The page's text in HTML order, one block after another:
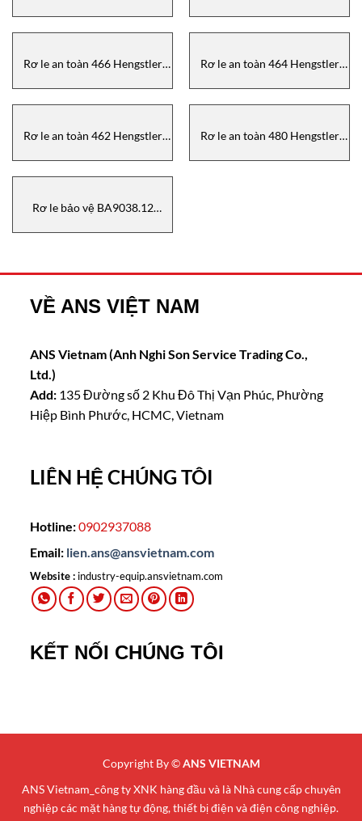
Rơ le an toàn 466 Hengstler
Rơ le an toàn 464 Hengstler
Rơ le an toàn 462 Hengstler
Rơ le an toàn 480 Hengstler
Rơ le bảo vệ BA9038.12
VIETNAM
VỀ ANS VIỆT NAM
ANS Vietnam (Anh Nghi Son Service Trading Co.,
Ltd.)
Add: 135 Đường số 2 Khu Đô Thị Vạn Phúc, Phường
Hiệp Bình Phước, HCMC, Vietnam
LIÊN HỆ CHÚNG TÔI
Hotline:0902937088
Email: lien.ans@ansvietnam.com
Website : industry-equip.ansvietnam.com
KẾT NỐI CHÚNG TÔI
Copyright By ©ANS VIETNAM
ANS Vietnam_công ty XNK hàng đầu và là Nhà cung cấp chuyên
nghiệp các mặt hàng tự động, thiết bị điện và điện công nghiệp.